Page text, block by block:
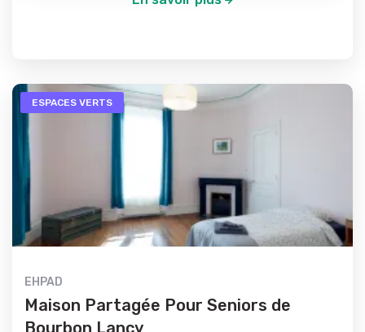
ESPACES VERTS
EHPAD
Maison Partagée Pour Seniors de
Bourbon Lancy